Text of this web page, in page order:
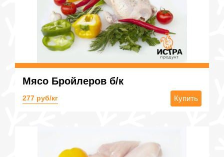
Мясо Бройлеров б/к
277 руб/кг Купить